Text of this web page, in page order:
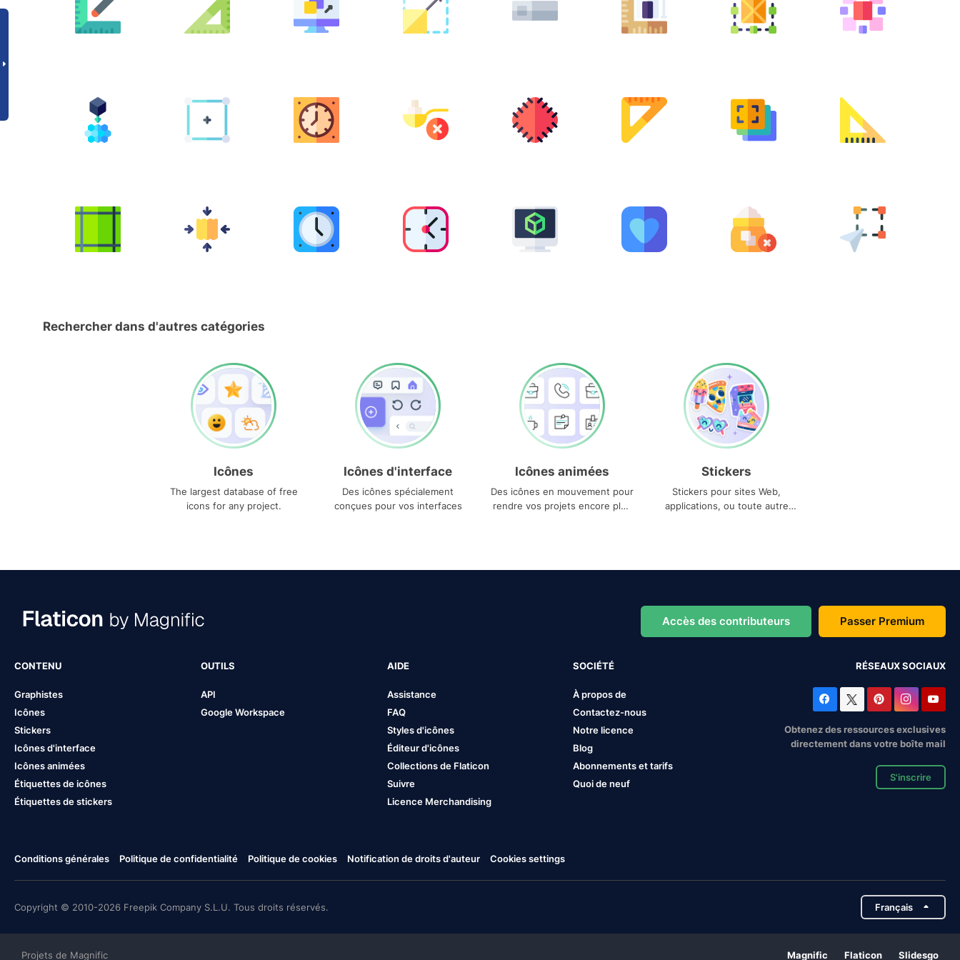
Rechercher dans d'autres catégories
Icônes
The largest database of free
icons for any project.
Icônes d'interface
Des icônes spécialement
conçues pour vos interfaces
Icônes animées
Des icônes en mouvement pour
rendre vos projets encore plus
Stickers
Stickers pour sites Web,
applications, ou toute autre
Accès des contributeurs Passer Premium
CONTENU
Graphistes
Icônes
Stickers
Icônes d'interface
Icônes animées
Étiquettes de icônes
Étiquettes de stickers
OUTILS
API
Google Workspace
AIDE
Assistance
FAQ
Styles d'icônes
Éditeur d'icônes
Collections de Flaticon
Suivre
Licence Merchandising
SOCIÉTÉ
À propos de
Contactez-nous
Notre licence
Blog
Abonnements et tarifs
Quoi de neuf
RÉSEAUX SOCIAUX
Obtenez des ressources exclusives
directement dans votre boîte mail
S'inscrire
Conditions générales Politique de confidentialité Politique de cookies Notification de droits d'auteur Cookies settings
Copyright © 2010-2026 Freepik Company S.L.U. Tous droits réservés. Français
Projets de Magnific Magnific Flaticon Slidesgo